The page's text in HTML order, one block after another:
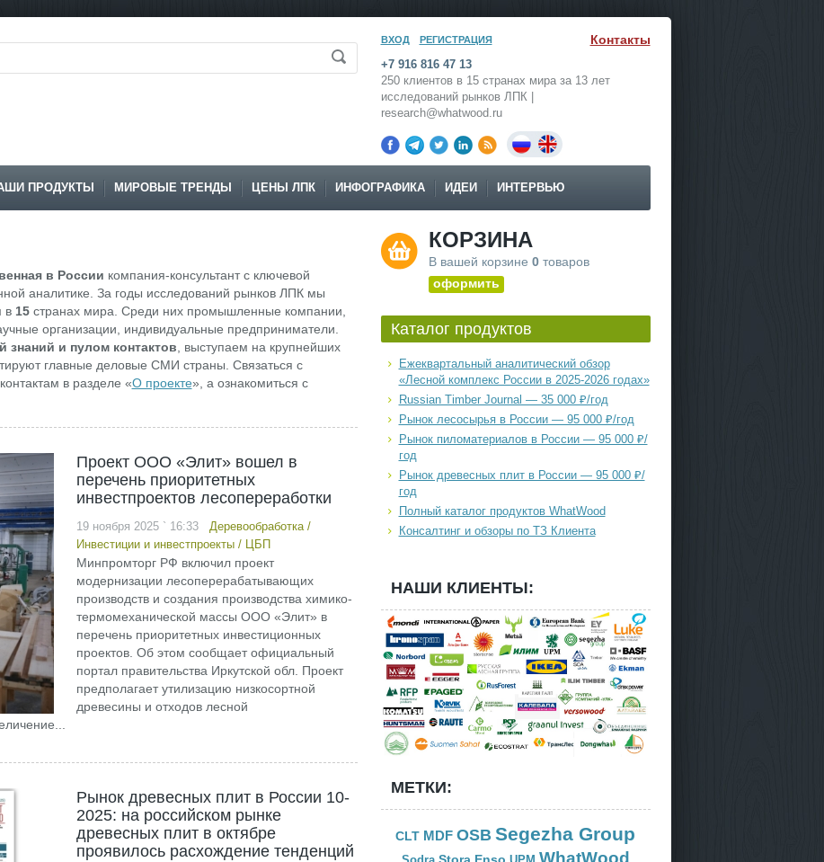
ВХОД РЕГИСТРАЦИЯ Контакты
+7 916 816 47 13
250 клиентов в 15 странах мира за 13 лет
исследований рынков ЛПК |
research@whatwood.ru
ПРОДУКТЫ МИРОВЫЕ ТРЕНДЫ ЦЕНЫ ЛПК ИНФОГРАФИКА ИДЕИ ИНТЕРВЬЮ
в России компания-консультант с ключевой
аналитике. За годы исследований рынков ЛПК мы
в 15странах мира. Среди них промышленные компании,
организации, индивидуальные предприниматели.
знаний и пулом контактов , выступаем на крупнейших
главные деловые СМИ страны. Связаться с
в разделе «О проекте», а ознакомиться с
Проект ООО «Элит» вошел в
перечень приоритетных
инвестпроектов лесопереработки
19 ноября 2025 ` 16:33 Деревообработка/
Инвестиции и инвестпроекты/ ЦБП
Минпромторг РФ включил проект
модернизации лесоперерабатывающих
производств и создания производства химико-
термомеханической массы ООО «Элит» в
перечень приоритетных инвестиционных
проектов. Об этом сообщает официальный
портал правительства Иркутской обл. Проект
предполагает утилизацию низкосортной
древесины и отходов лесной
Рынок древесных плит в России 10-
2025: на российском рынке
древесных плит в октябре
проявилось расхождение тенденций
КОРЗИНА
В вашей корзине 0товаров
оформить
Каталог продуктов
Ежеквартальный аналитический обзор
«Лесной комплекс России в 2025-2026 годах»
Russian Timber Journal — 35 000 ₽/год
Рынок лесосырья в России — 95 000 ₽/год
Рынок пиломатериалов в России — 95 000 ₽/
год
Рынок древесных плит в России — 95 000 ₽/
год
Полный каталог продуктов WhatWood
Консалтинг и обзоры по ТЗ Клиента
НАШИ КЛИЕНТЫ:
МЕТКИ:
CLT MDF OSB Segezha Group
WhatWood